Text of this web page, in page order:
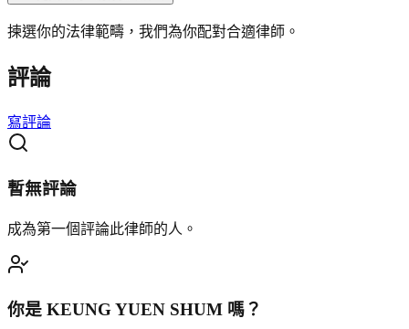
揀選你的法律範疇，我們為你配對合適律師。
評論
寫評論
暫無評論
成為第一個評論此律師的人。
你是 KEUNG YUEN SHUM 嗎？